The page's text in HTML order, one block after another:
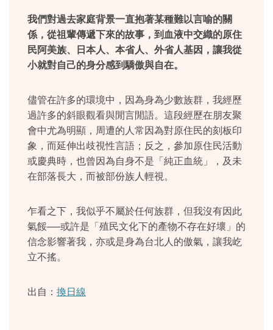
我們對過去家庭背景一直抱著某種難以言喻的關
係，從祖輩傳遞下來的故事，到血液中交織的原住
民阿美族、日本人、本省人、外省人基因，讓我從
小就對自己的身分感到驕傲與自在。
儘管在許多的環境中，因為身為少數族群，我經歷
過許多的斜眼觀看與閒言閒語。這段經歷在朋友聚
會中尤為明顯，周遭的人常因為對原住民的刻板印
象，而延伸出歧視性言語；反之，參加原住民活動
或慶典時，也曾因為自身不是「純正血統」，及未
在部落長大，而被部份族人輕視。
乍看之下，我似乎不屬於任何族群，但我沒有因此
氣餒──或許是「殖民文化下的產物不存在好壞」的
信念影響著我，亦或是身為台北人的傲氣，讓我屹
立不搖。
出自： 換日線